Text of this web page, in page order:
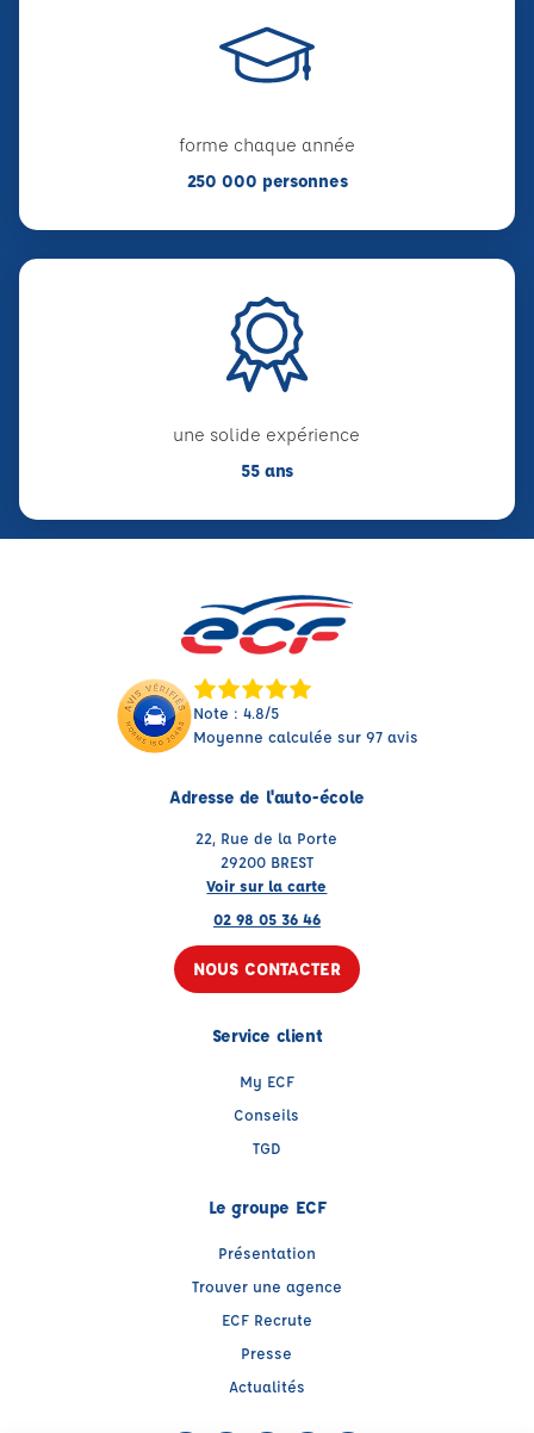
forme chaque année
250 000 personnes
une solide expérience
55 ans
Note : 4.8/5
Moyenne calculée sur 97 avis
Adresse de l'auto-école
22, Rue de la Porte
29200 BREST
Voir sur la carte
02 98 05 36 46
NOUS CONTACTER
Service client
My ECF
Conseils
TGD
Le groupe ECF
Présentation
Trouver une agence
ECF Recrute
Presse
Actualités